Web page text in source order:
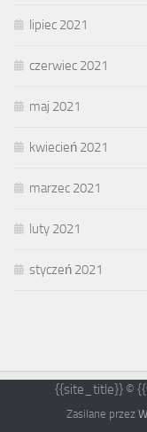
lipiec 2021
czerwiec 2021
maj 2021
kwiecień 2021
marzec 2021
luty 2021
styczeń 2021
{{site_title}} ©
Zasilane przez